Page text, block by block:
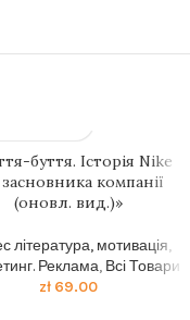
буття. Історія Nike
засновника компанії
(оновл. вид.)»
література, мотивація,
Реклама, Всі Товари
zł 69.00